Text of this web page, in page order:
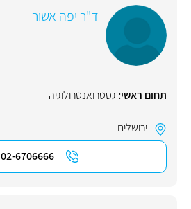
ד"ר יפה אשור
תחום ראשי: גסטרואנטרולוגיה
ירושלים
02-6706666